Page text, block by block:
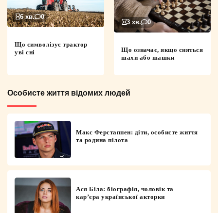
6 хв. 0
Що символізує трактор
уві сні
3 хв. 0
Що означає, якщо сняться
шахи або шашки
Особисте життя відомих людей
Макс Ферстаппен: діти, особисте життя
та родина пілота
Ася Біла: біографія, чоловік та
кар’єра української акторки